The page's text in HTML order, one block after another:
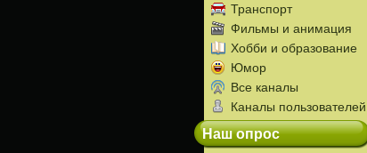
Транспорт
Фильмы и анимация
Хобби и образование
Юмор
Все каналы
Каналы пользователей
Наш опрос